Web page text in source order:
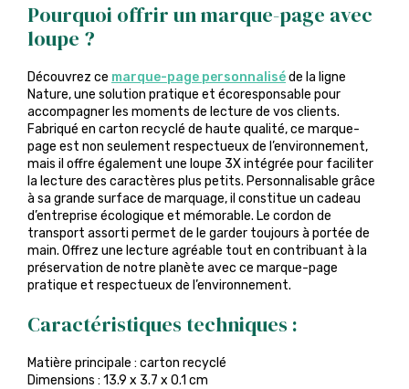
Pourquoi offrir un marque-page avec
loupe ?
Découvrez ce marque-page personnaliséde la ligne
Nature, une solution pratique et écoresponsable pour
accompagner les moments de lecture de vos clients.
Fabriqué en carton recyclé de haute qualité, ce marque-
page est non seulement respectueux de l’environnement,
mais il offre également une loupe 3X intégrée pour faciliter
la lecture des caractères plus petits. Personnalisable grâce
à sa grande surface de marquage, il constitue un cadeau
d’entreprise écologique et mémorable. Le cordon de
transport assorti permet de le garder toujours à portée de
main. Offrez une lecture agréable tout en contribuant à la
préservation de notre planète avec ce marque-page
pratique et respectueux de l’environnement.
Caractéristiques techniques :
Matière principale : carton recyclé
Dimensions : 13.9 x 3.7 x 0.1 cm